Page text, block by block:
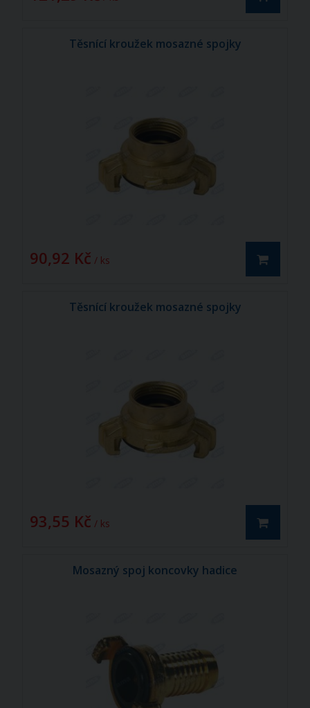
Těsnící kroužek mosazné spojky
90,92 Kč / ks
Těsnící kroužek mosazné spojky
93,55 Kč / ks
Mosazný spoj koncovky hadice